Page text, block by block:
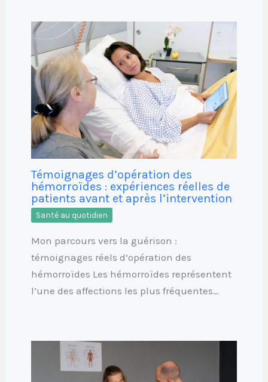
Témoignages d’opération des
hémorroïdes : expériences réelles de
patients avant et après l’intervention
Santé au quotidien
Mon parcours vers la guérison :
témoignages réels d’opération des
hémorroïdes Les hémorroïdes représentent
l’une des affections les plus fréquentes…